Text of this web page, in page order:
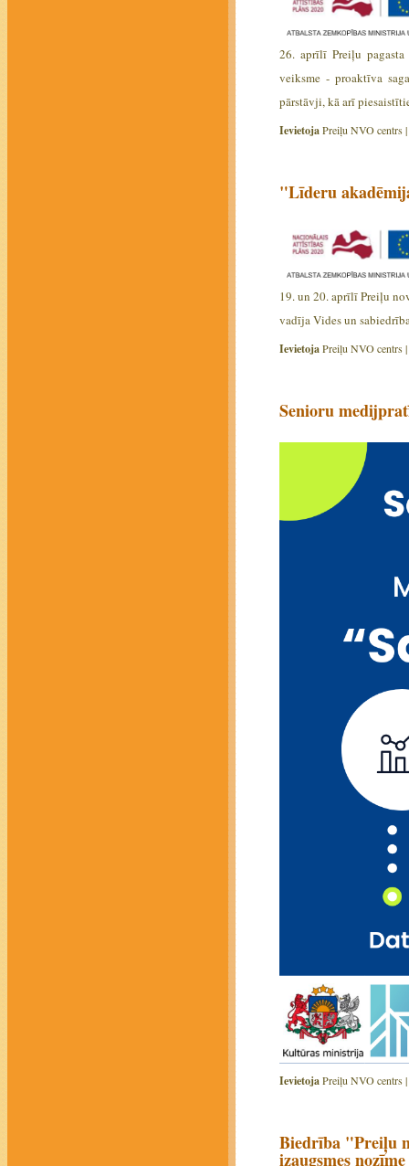
26. aprīlī Preiļu
veiksme - proaktīva
pārstāvji, kā arī
IevietojaPreiļu NVO centrs |
"Līderu
19. un 20. aprīlī Preiļu
vadīja Vides un
IevietojaPreiļu NVO centrs |
Senioru
IevietojaPreiļu NVO centrs |
Biedrība "Preiļu
izaugsmes